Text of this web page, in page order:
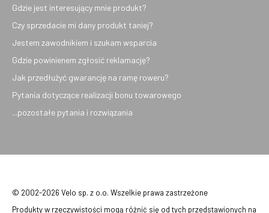
Gdzie jest interesujący mnie produkt?
Czy sprzedacie mi dany produkt taniej?
Jestem zawodnikiem i szukam wsparcia
Gdzie powinienem zgłosić reklamację?
Jak przedłużyć gwarancję na ramę roweru?
Pytania dotyczące realizacji bonu towarowego
...pozostałe pytania i rozwiązania
© 2002-2026 Velo sp. z o.o. Wszelkie prawa zastrzeżone
Produkty w rzeczywistości mogą różnić się od tych przedstawionych na